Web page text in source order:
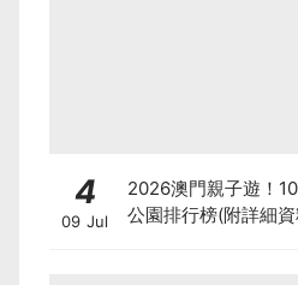
4
09 Jul
2026澳門親子遊！
公園排行榜(附詳細